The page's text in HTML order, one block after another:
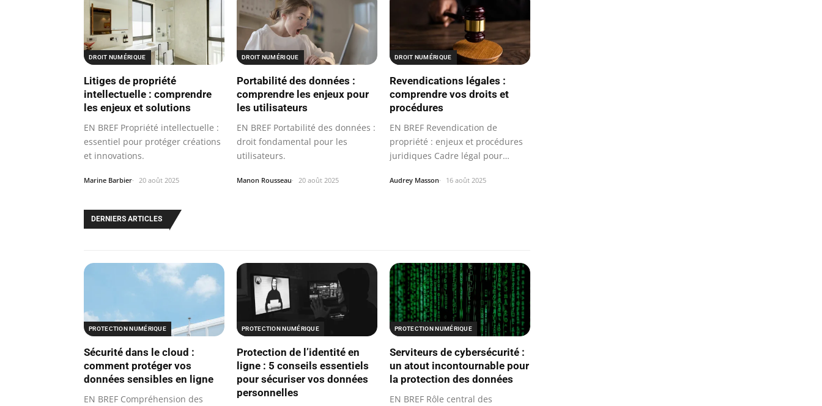
DROIT NUMÉRIQUE
Litiges de propriété
intellectuelle : comprendre
les enjeux et solutions
EN BREF Propriété intellectuelle :
essentiel pour protéger créations
et innovations.
Marine Barbier 20 août 2025
DROIT NUMÉRIQUE
Portabilité des données :
comprendre les enjeux pour
les utilisateurs
EN BREF Portabilité des données :
droit fondamental pour les
utilisateurs.
Manon Rousseau 20 août 2025
DROIT NUMÉRIQUE
Revendications légales :
comprendre vos droits et
procédures
EN BREF Revendication de
propriété : enjeux et procédures
juridiques Cadre légal pour
Audrey Masson 16 août 2025
DERNIERS ARTICLES
PROTECTION NUMÉRIQUE
Sécurité dans le cloud :
comment protéger vos
données sensibles en ligne
EN BREF Compréhension des
PROTECTION NUMÉRIQUE
Protection de l’identité en
ligne : 5 conseils essentiels
pour sécuriser vos données
personnelles
PROTECTION NUMÉRIQUE
Serviteurs de cybersécurité :
un atout incontournable pour
la protection des données
EN BREF Rôle central des